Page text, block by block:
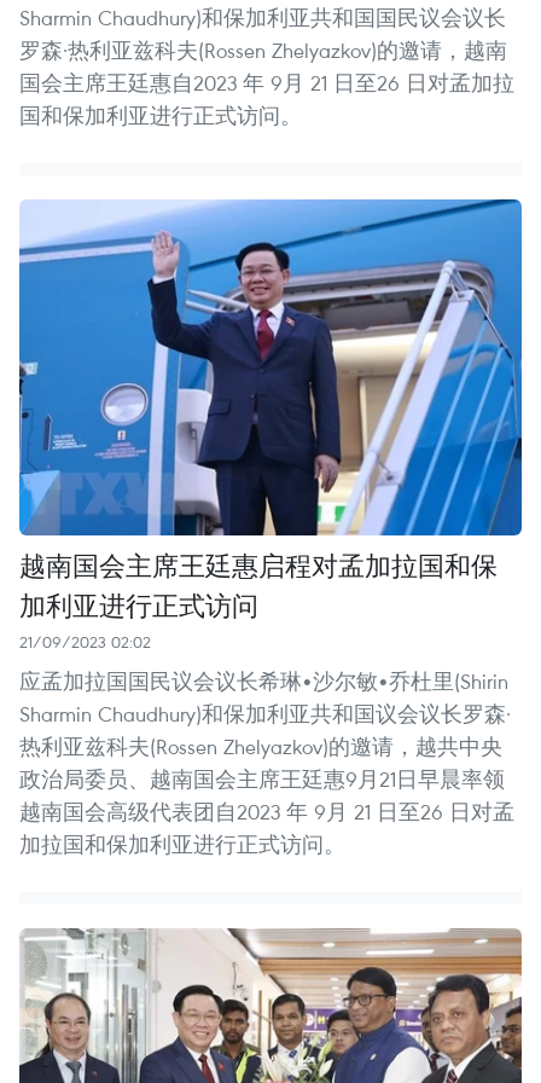
Sharmin Chaudhury)和保加利亚共和国国民议会议长
罗森·热利亚兹科夫(Rossen Zhelyazkov)的邀请，越南
国会主席王廷惠自2023 年 9月 21 日至26 日对孟加拉
国和保加利亚进行正式访问。
越南国会主席王廷惠启程对孟加拉国和保
加利亚进行正式访问
21/09/2023 02:02
应孟加拉国国民议会议长希琳•沙尔敏•乔杜里(Shirin
Sharmin Chaudhury)和保加利亚共和国议会议长罗森·
热利亚兹科夫(Rossen Zhelyazkov)的邀请，越共中央
政治局委员、越南国会主席王廷惠9月21日早晨率领
越南国会高级代表团自2023 年 9月 21 日至26 日对孟
加拉国和保加利亚进行正式访问。